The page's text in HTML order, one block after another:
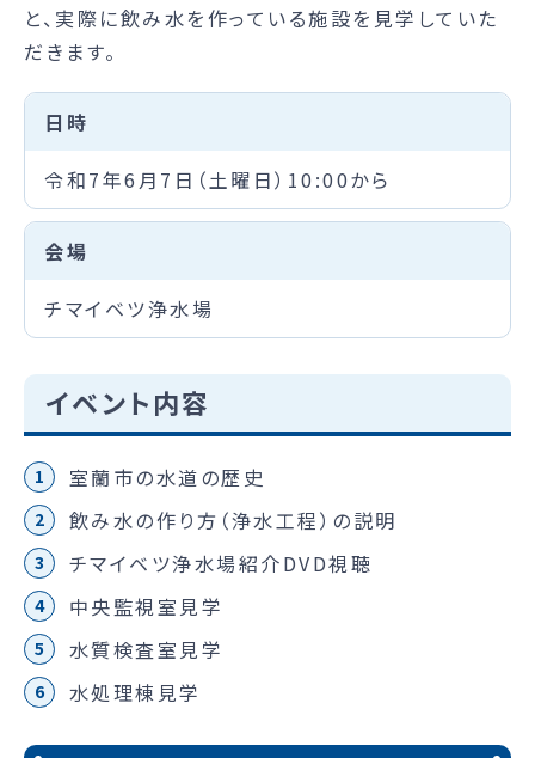
と、実際に飲み水を作っている施設を見学していた
だきます。
日時
令和7年6月7日（土曜日）10:00から
会場
チマイベツ浄水場
イベント内容
室蘭市の水道の歴史
飲み水の作り方（浄水工程）の説明
チマイベツ浄水場紹介DVD視聴
中央監視室見学
水質検査室見学
水処理棟見学